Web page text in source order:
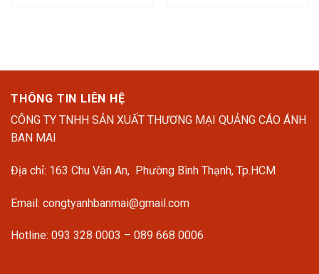
THÔNG TIN LIÊN HỆ
CÔNG TY TNHH SẢN XUẤT THƯƠNG MẠI QUẢNG CÁO ÁNH
BAN MAI
Địa chỉ: 163 Chu Văn An, Phường Bình Thạnh, Tp.HCM
Email: congtyanhbanmai@gmail.com
Hotline: 093 328 0003 – 089 668 0006